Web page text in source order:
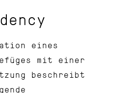
eines
mit einer
beschreibt